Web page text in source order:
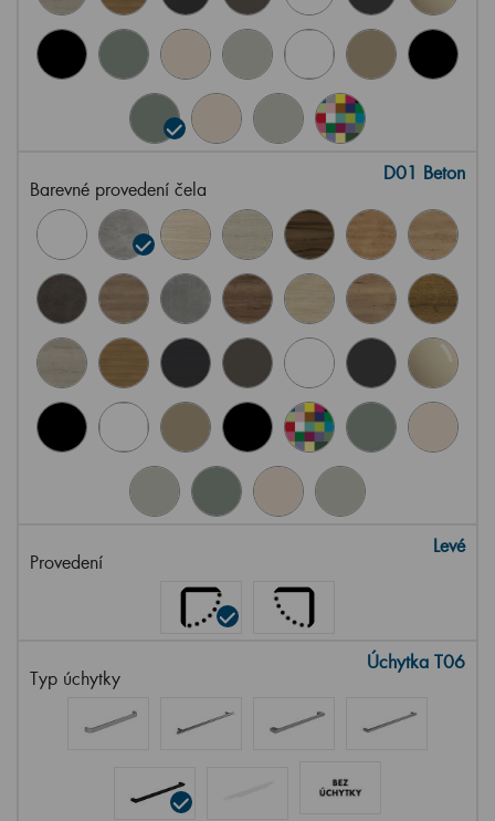
Barevné provedení čela
D01 Beton
Provedení
Levé
Typ úchytky
Úchytka T06